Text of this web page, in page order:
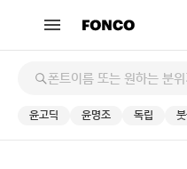
윤고딕 윤명조 독립